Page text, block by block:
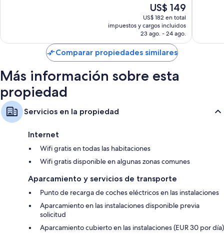
El
precio
actual
es
de
US$ 149
US$ 149
US$ 182 en total
impuestos y cargos incluidos
23 ago. - 24 ago.
Comparar propiedades similares
Más información sobre esta
propiedad
Servicios en la propiedad
Internet
Wifi gratis en todas las habitaciones
Wifi gratis disponible en algunas zonas comunes
Aparcamiento y servicios de transporte
Punto de recarga de coches eléctricos en las instalaciones
Aparcamiento en las instalaciones disponible previa
solicitud
Aparcamiento cubierto en las instalaciones (EUR 30 por día)